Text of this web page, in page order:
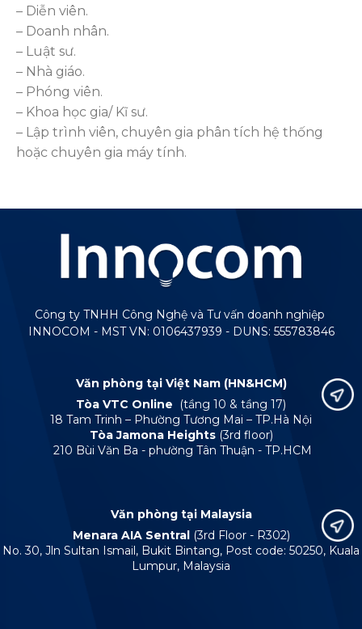
– Diễn viên.
– Doanh nhân.
– Luật sư.
– Nhà giáo.
– Phóng viên.
– Khoa học gia/ Kĩ sư.
– Lập trình viên, chuyên gia phân tích hệ thống
hoặc chuyên gia máy tính.
Công ty TNHH Công Nghệ và Tư vấn doanh nghiệp
INNOCOM - MST VN: 0106437939 - DUNS: 555783846
Văn phòng tại Việt Nam (HN&HCM)
Tòa VTC Online
(tầng 10 & tầng 17)
18 Tam Trinh – Phường Tương Mai – TP.Hà Nội
Tòa Jamona Heights (3rd floor)
210 Bùi Văn Ba - phường Tân Thuận - TP.HCM
Văn phòng tại Malaysia
Menara AIA Sentral (3rd Floor - R302)
No. 30, Jln Sultan Ismail, Bukit Bintang, Post code: 50250, Kuala
Lumpur, Malaysia